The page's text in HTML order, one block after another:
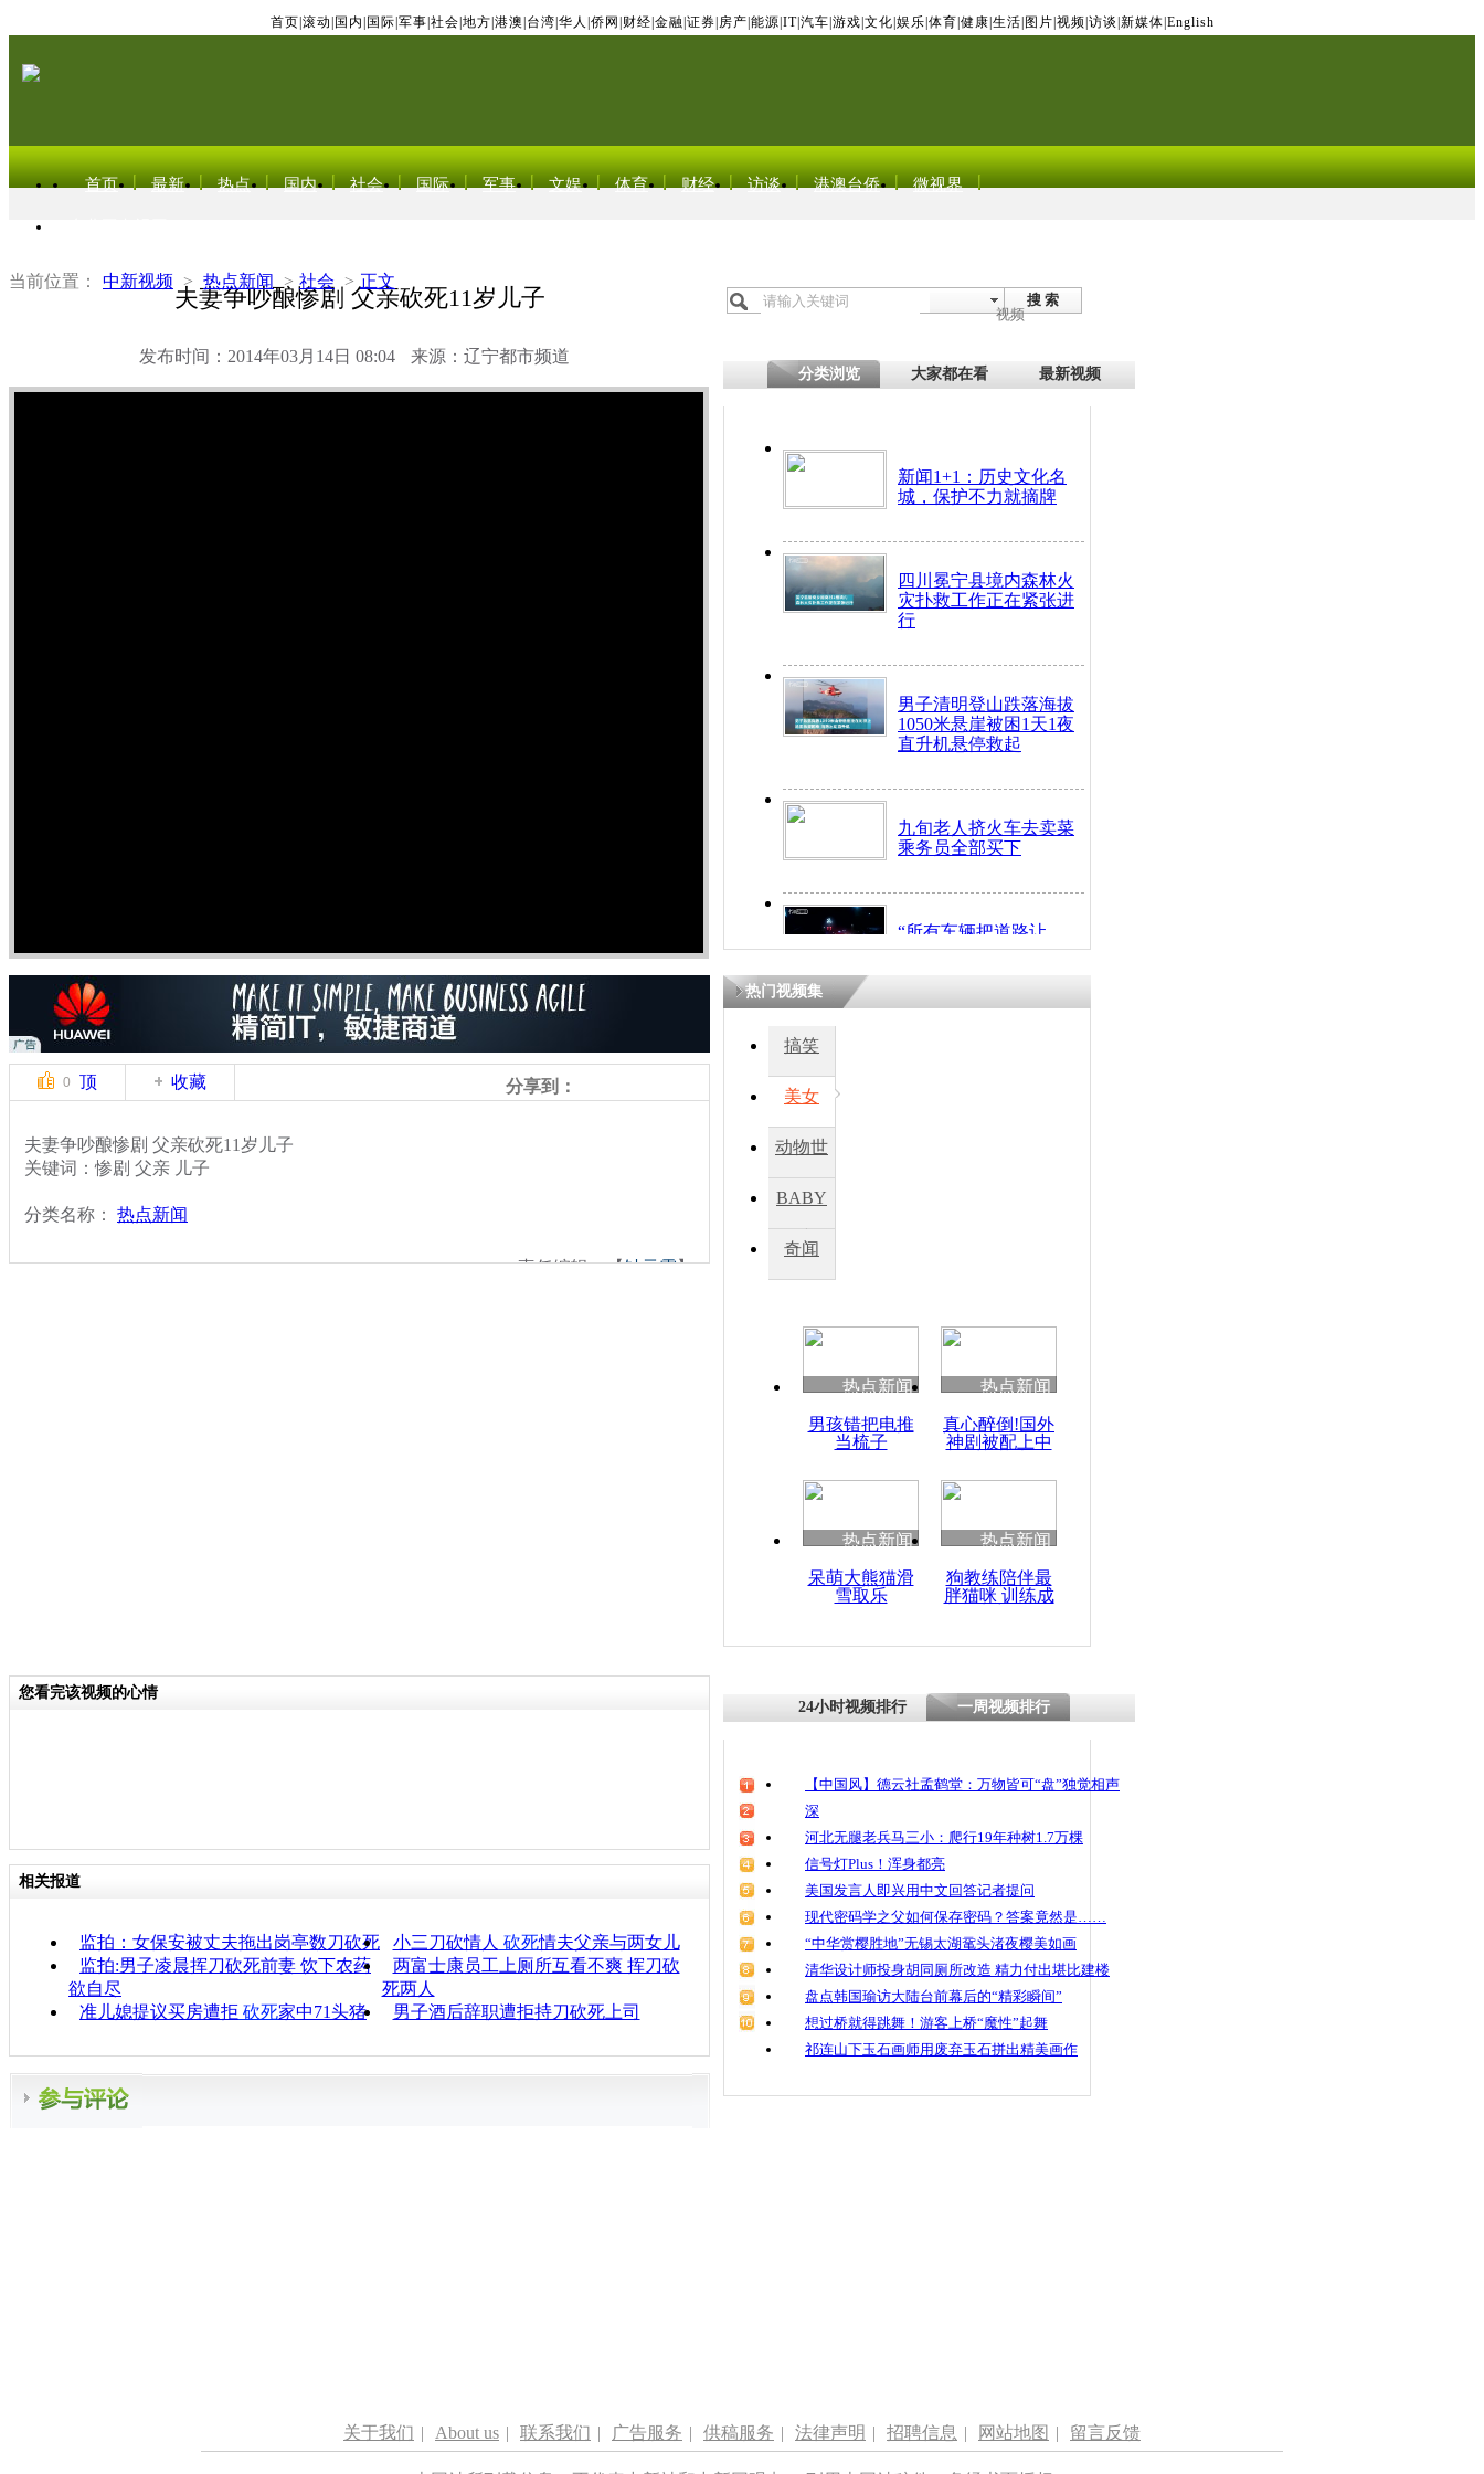
首页 滚动 国内 国际 军事 社会 地方 港澳 台湾 华人 侨网 财经 金融 证券 房产 能源 IT| 汽车 游戏 文化 娱乐 体育 健康 生活 图片 视频 访谈 新媒体 English
首页 最新 热点 国内 社会 国际 军事 文娱 体育 财经 访谈 港澳台侨 微视界
当前位置： 中新视频 > 热点新闻 > 社会 > 正文
夫妻争吵酿惨剧 父亲砍死11岁儿子
发布时间：2014年03月14日 08:04 来源：辽宁都市频道
搜 索
视频
分类浏览 大家都在看 最新视频
新闻1+1：历史文化名
城，保护不力就摘牌
四川冕宁县境内森林火
灾扑救工作正在紧张进
行
男子清明登山跌落海拔
1050米悬崖被困1天1夜
直升机悬停救起
九旬老人挤火车去卖菜
乘务员全部买下
“所有车辆把道路让
开！”儿童突发疾病交
因
度苗族花山节
魂
0 顶 收藏 分享到：
夫妻争吵酿惨剧 父亲砍死11岁儿子
关键词：惨剧 父亲 儿子
分类名称： 热点新闻
责任编辑：【钟元霞】
热门视频集
搞笑
美女
动物世
BABY
秀
奇闻
热点新闻
男孩错把电推
当梳子
热点新闻
真心醉倒!国外
神剧被配上中
热点新闻
呆萌大熊猫滑
雪取乐
热点新闻
狗教练陪伴最
胖猫咪 训练成
您看完该视频的心情
相关报道
监拍：女保安被丈夫拖出岗亭数刀砍死 小三刀砍情人 砍死情夫父亲与两女儿
监拍:男子凌晨挥刀砍死前妻 饮下农药
欲自尽
两富士康员工上厕所互看不爽 挥刀砍
死两人
准儿媳提议买房遭拒 砍死家中71头猪 男子酒后辞职遭拒持刀砍死上司
24小时视频排行 一周视频排行
【中国风】德云社孟鹤堂：万物皆可“盘”独觉相声
深
河北无腿老兵马三小：爬行19年种树1.7万棵
信号灯Plus！浑身都亮
美国发言人即兴用中文回答记者提问
现代密码学之父如何保存密码？答案竟然是……
“中华赏樱胜地”无锡太湖鼋头渚夜樱美如画
清华设计师投身胡同厕所改造 精力付出堪比建楼
盘点韩国瑜访大陆台前幕后的“精彩瞬间”
想过桥就得跳舞！游客上桥“魔性”起舞
祁连山下玉石画师用废弃玉石拼出精美画作
关于我们 | About us | 联系我们 | 广告服务 | 供稿服务 | 法律声明 | 招聘信息 | 网站地图 | 留言反馈